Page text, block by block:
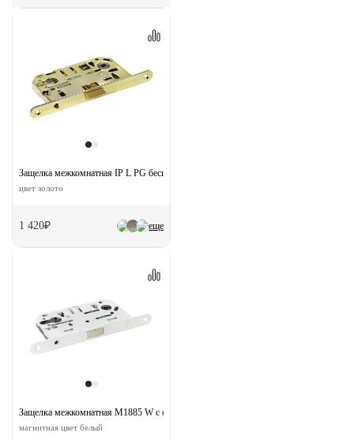
еще
Защелка межкомнатная IP L PG бесшумная под цилиндр
цвет золото
1 420₽
Защелка межкомнатная M1885 W с ответной планкой под цилиндр
магнитная цвет белый